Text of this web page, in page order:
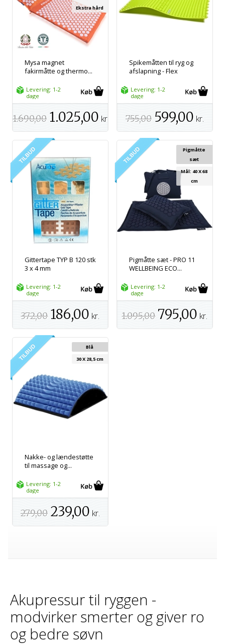
Mysa magnet
fakirmåtte og thermo...
Ekstra hård
Levering: 1-2
dage
1.690,00 1.025,00 kr.
Spikemåtten til ryg og
afslapning - Flex
Levering: 1-2
dage
755,00 599,00 kr.
Gittertape TYP B 120 stk
3 x 4 mm
Levering: 1-2
dage
372,00 186,00 kr.
Pigmåtte sæt - PRO 11
WELLBEING ECO...
Pigmåtte
sæt
Mål: 40 X 68
cm
Levering: 1-2
dage
1.095,00 795,00 kr.
Nakke- og lændestøtte
til massage og...
Blå
30 X 28,5 cm
Levering: 1-2
dage
279,00 239,00 kr.
Akupressur til ryggen -
modvirker smerter og giver ro
og bedre søvn